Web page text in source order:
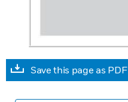
Save this page as PDF